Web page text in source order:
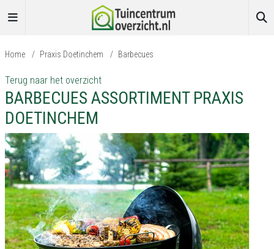
Home / Praxis Doetinchem / Barbecues
Terug naar het overzicht
BARBECUES ASSORTIMENT PRAXIS
DOETINCHEM